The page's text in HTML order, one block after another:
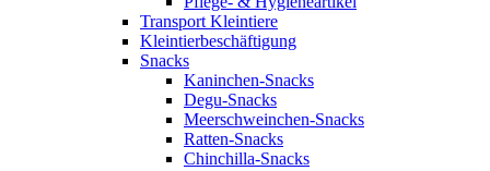
Transport Kleintiere
Kleintierbeschäftigung
Snacks
Kaninchen-Snacks
Degu-Snacks
Meerschweinchen-Snacks
Ratten-Snacks
Chinchilla-Snacks